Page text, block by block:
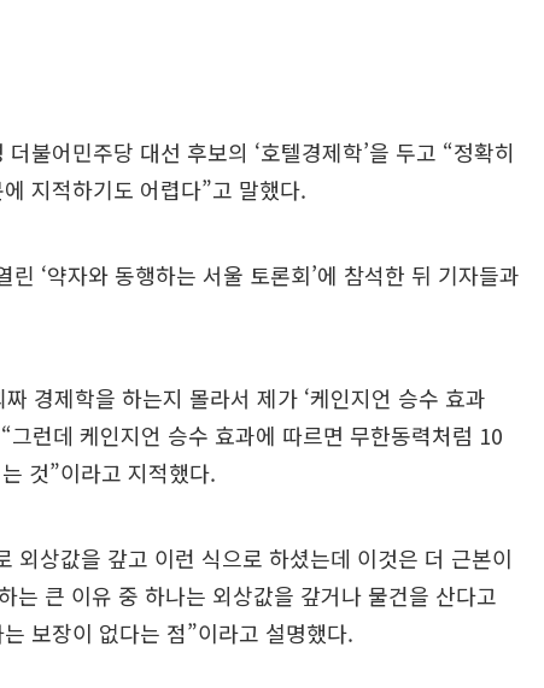
불어민주당 대선 후보의 ‘호텔경제학’을 두고 “정확히
지적하기도 어렵다”고 말했다.
‘약자와 동행하는 서울 토론회’에 참석한 뒤 기자들과
경제학을 하는지 몰라서 제가 ‘케인지언 승수 효과
그런데 케인지언 승수 효과에 따르면 무한동력처럼 10
것”이라고 지적했다.
외상값을 갚고 이런 식으로 하셨는데 이것은 더 근본이
는 큰 이유 중 하나는 외상값을 갚거나 물건을 산다고
보장이 없다는 점”이라고 설명했다.